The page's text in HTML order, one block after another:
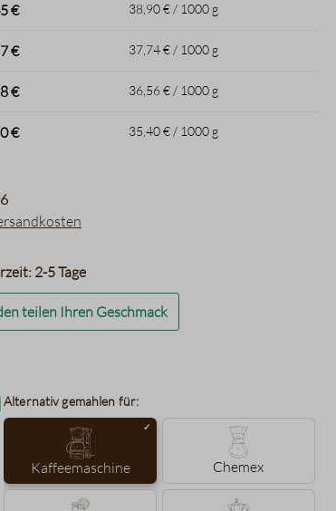
€ 38,90 € / 1000 g
€ 37,74 € / 1000 g
€ 36,56 € / 1000 g
€ 35,40 € / 1000 g
2-5 Tage
teilen Ihren Geschmack
Alternativ gemahlen für:
Kaffeemaschine Chemex